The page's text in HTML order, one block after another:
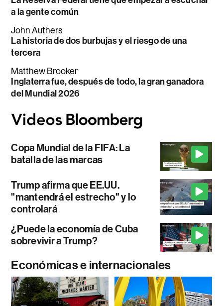
a la gente común
John Authers
La historia de dos burbujas y el riesgo de una
tercera
Matthew Brooker
Inglaterra fue, después de todo, la gran ganadora
del Mundial 2026
Copa Mundial de la FIFA: La
batalla de las marcas
Trump afirma que EE.UU.
"mantendrá el estrecho" y lo
controlará
¿Puede la economía de Cuba
sobrevivir a Trump?
Económicas e internacionales